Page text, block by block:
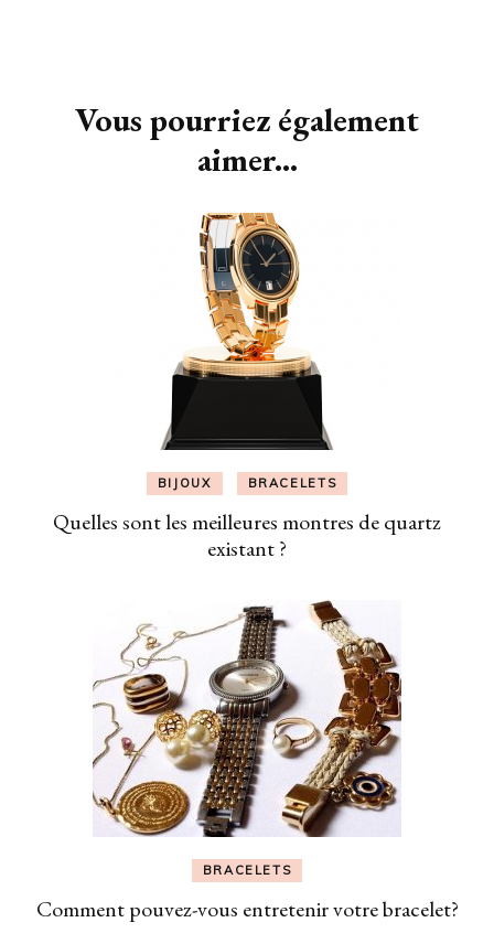
Vous pourriez également
aimer...
BIJOUX BRACELETS
Quelles sont les meilleures montres de quartz
existant ?
BRACELETS
Comment pouvez-vous entretenir votre bracelet?